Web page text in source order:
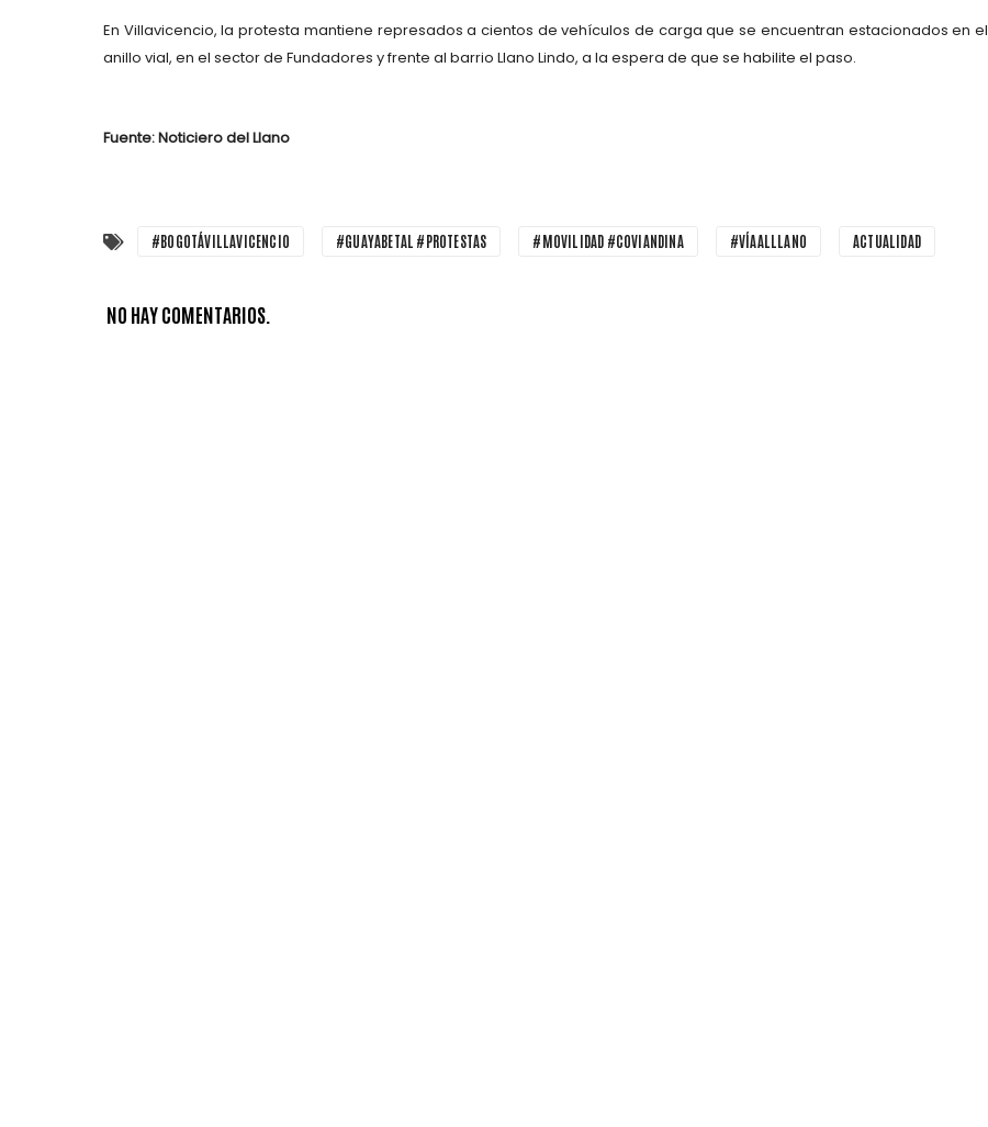
En Villavicencio, la protesta mantiene represados a cientos de vehículos de carga que se encuentran estacionados en el
anillo vial, en el sector de Fundadores y frente al barrio Llano Lindo, a la espera de que se habilite el paso.
Fuente: Noticiero del Llano
#BOGOTÁVILLAVICENCIO #GUAYABETAL #PROTESTAS #MOVILIDAD #COVIANDINA #VÍAALLLANO ACTUALIDAD
NO HAY COMENTARIOS.